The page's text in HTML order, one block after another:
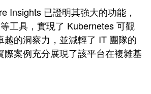
Insights 已證明其強大的功能，
工具，實現了 Kubernetes 可觀
越的洞察力，並減輕了 IT 團隊的
際案例充分展現了該平台在複雜基